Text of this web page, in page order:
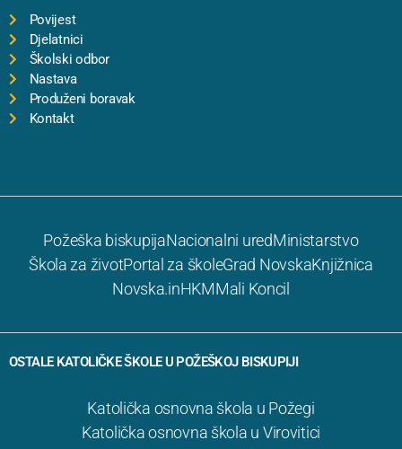
Povijest
Djelatnici
Školski odbor
Nastava
Produženi boravak
Kontakt
Požeška biskupijaNacionalni uredMinistarstvo
Škola za životPortal za školeGrad NovskaKnjižnica
Novska.inHKMMali Koncil
OSTALE KATOLIČKE ŠKOLE U POŽEŠKOJ BISKUPIJI
Katolička osnovna škola u Požegi
Katolička osnovna škola u Virovitici